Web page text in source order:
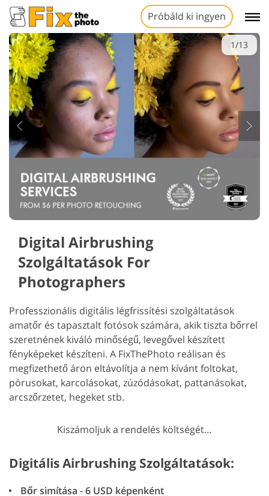
Próbáld ki ingyen
1/13
Digital Airbrushing
Szolgáltatások For
Photographers
Professzionális digitális légfrissítési szolgáltatások
amatőr és tapasztalt fotósok számára, akik tiszta bőrrel
szeretnének kiváló minőségű, levegővel készített
fényképeket készíteni. A FixThePhoto reálisan és
megfizethető áron eltávolítja a nem kívánt foltokat,
pórusokat, karcolásokat, zúzódásokat, pattanásokat,
arcszőrzetet, hegeket stb.
Kiszámoljuk a rendelés költségét…
Digitális Airbrushing Szolgáltatások:
Bőr simítása - 6 USD képenként